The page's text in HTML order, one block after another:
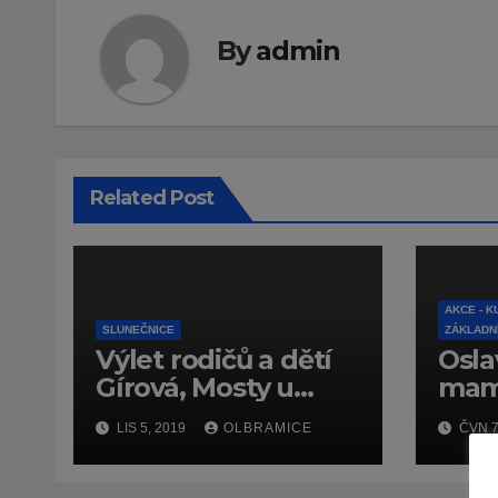
Byadmin
Related Post
SLUNEČNICE
Výlet rodičů a dětí
Gírová, Mosty u
Jablunkova říjen
2019
LIS 5, 2019 OLBRAMICE
AKCE -
ČVN